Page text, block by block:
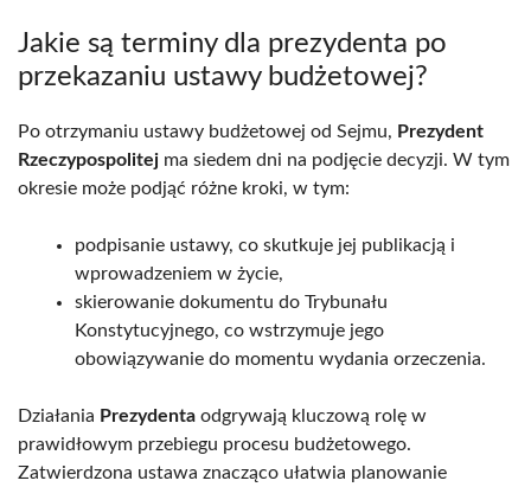
Jakie są terminy dla prezydenta po
przekazaniu ustawy budżetowej?
Po otrzymaniu ustawy budżetowej od Sejmu, Prezydent
Rzeczypospolitej ma siedem dni na podjęcie decyzji. W tym
okresie może podjąć różne kroki, w tym:
podpisanie ustawy, co skutkuje jej publikacją i
wprowadzeniem w życie,
skierowanie dokumentu do Trybunału
Konstytucyjnego, co wstrzymuje jego
obowiązywanie do momentu wydania orzeczenia.
Działania Prezydenta odgrywają kluczową rolę w
prawidłowym przebiegu procesu budżetowego.
Zatwierdzona ustawa znacząco ułatwia planowanie